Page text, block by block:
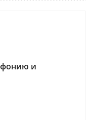
и